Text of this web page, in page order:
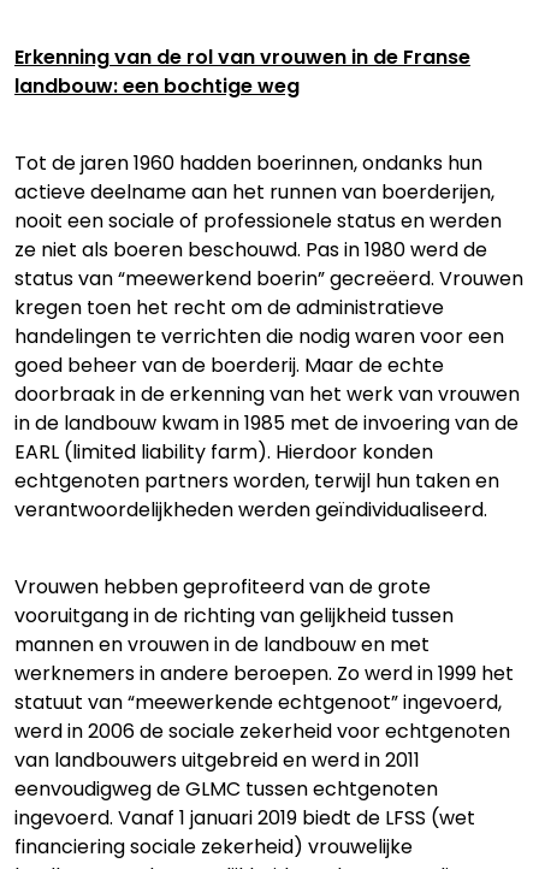
Erkenning van de rol van vrouwen in de Franse
landbouw: een bochtige weg
Tot de jaren 1960 hadden boerinnen, ondanks hun
actieve deelname aan het runnen van boerderijen,
nooit een sociale of professionele status en werden
ze niet als boeren beschouwd. Pas in 1980 werd de
status van “meewerkend boerin” gecreëerd. Vrouwen
kregen toen het recht om de administratieve
handelingen te verrichten die nodig waren voor een
goed beheer van de boerderij. Maar de echte
doorbraak in de erkenning van het werk van vrouwen
in de landbouw kwam in 1985 met de invoering van de
EARL (limited liability farm). Hierdoor konden
echtgenoten partners worden, terwijl hun taken en
verantwoordelijkheden werden geïndividualiseerd.
Vrouwen hebben geprofiteerd van de grote
vooruitgang in de richting van gelijkheid tussen
mannen en vrouwen in de landbouw en met
werknemers in andere beroepen. Zo werd in 1999 het
statuut van “meewerkende echtgenoot” ingevoerd,
werd in 2006 de sociale zekerheid voor echtgenoten
van landbouwers uitgebreid en werd in 2011
eenvoudigweg de GLMC tussen echtgenoten
ingevoerd. Vanaf 1 januari 2019 biedt de LFSS (wet
financiering sociale zekerheid) vrouwelijke